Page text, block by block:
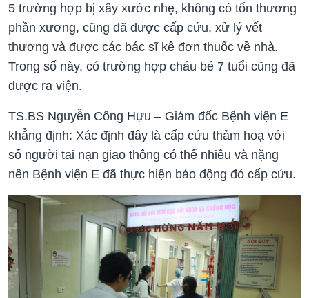
5 trường hợp bị xây xước nhẹ, không có tổn thương
phần xương, cũng đã được cấp cứu, xử lý vết
thương và được các bác sĩ kê đơn thuốc về nhà.
Trong số này, có trường hợp cháu bé 7 tuổi cũng đã
được ra viện.
TS.BS Nguyễn Công Hựu – Giám đốc Bệnh viện E
khẳng định: Xác định đây là cấp cứu thảm hoạ với
số người tai nạn giao thông có thể nhiều và nặng
nên Bệnh viện E đã thực hiện báo động đỏ cấp cứu.